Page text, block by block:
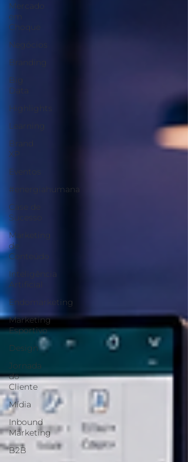
Mercado
em
Choque
Negócios
Branding
Big
Data
Highlights
Learning
Brand
XP
Eventos
#energiahumana
Case de
Sucesso
Marketing
de
Conteúdo
Inteligência
Artificial
Endomarketing
Marketing
Esportivo
Design
Jornada
do
Cliente
Mídia
Inbound
Marketing
B2B